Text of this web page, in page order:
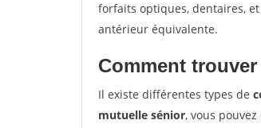
forfaits optiques, dentaires,
antérieur équivalente.
Comment
Il existe différentes types de
mutuelle sénior, vous